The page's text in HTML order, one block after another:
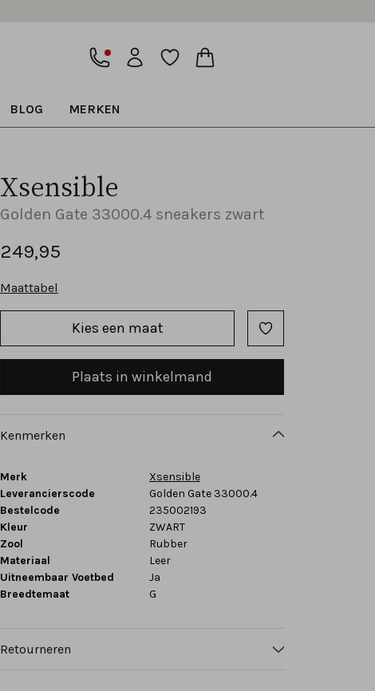
BLOG MERKEN
Xsensible
Golden Gate 33000.4 sneakers zwart
249,95
Maattabel
Kies een maat
Plaats in winkelmand
Kenmerken
Merk
Xsensible
Leverancierscode
Golden Gate 33000.4
Bestelcode
235002193
Kleur
ZWART
Zool
Rubber
Materiaal
Leer
Uitneembaar Voetbed
Ja
Breedtemaat
G
Retourneren